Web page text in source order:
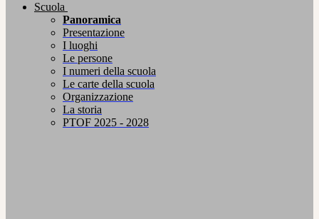
Scuola
Panoramica
Presentazione
I luoghi
Le persone
I numeri della scuola
Le carte della scuola
Organizzazione
La storia
PTOF 2025 - 2028